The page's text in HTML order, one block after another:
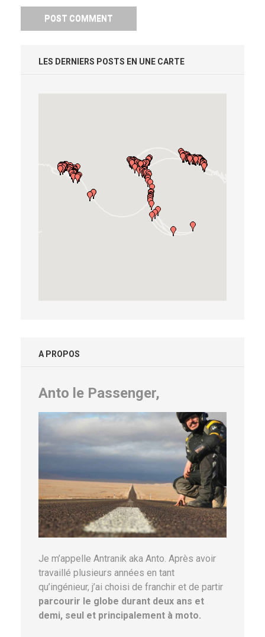
LES DERNIERS POSTS EN UNE CARTE
A PROPOS
Anto le Passenger,
Je m’appelle Antranik aka Anto. Après avoir
travaillé plusieurs années en tant
qu’ingénieur, j’ai choisi de franchir et de partir
parcourir le globe durant deux ans et
demi, seul et principalement à moto.